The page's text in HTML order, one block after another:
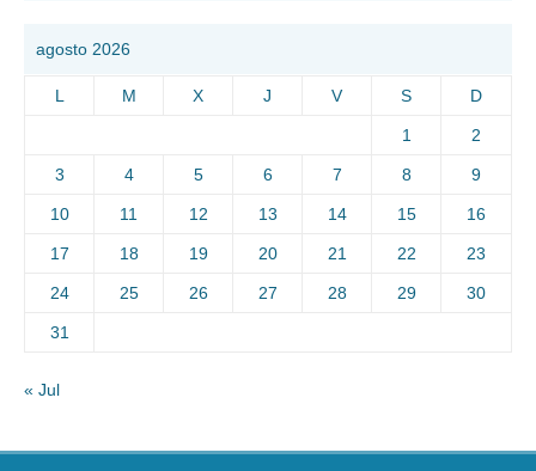
agosto 2026
L M X J V S D
1 2
3 4 5 6 7 8 9
10 11 12 13 14 15 16
17 18 19 20 21 22 23
24 25 26 27 28 29 30
31
« Jul